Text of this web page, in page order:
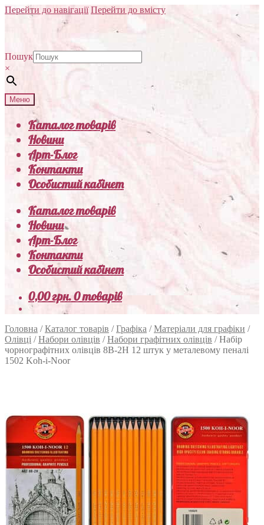
Перейти до навігації Перейти до вмісту
Пошук
×
Меню
Каталог товарів
Новини
Арт-Блог
Контакти
Особистий кабінет
Каталог товарів
Новини
Арт-Блог
Контакти
Особистий кабінет
0,00грн.0 товарів
Головна /Каталог товарів /Графіка /Матеріали для графіки /
Олівці /Набори олівців /Набори графітних олівців /Набір
чорнографітних олівців 8B-2H 12 штук у металевому пеналі
1502 Koh-i-Noor